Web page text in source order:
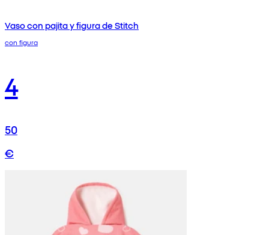
Vaso con pajita y figura de Stitch
con figura
4
50
€